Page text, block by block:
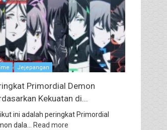
Jejepangan
Primordial Demon
Kekuatan di...
ini adalah peringkat Primordial
dala...
Read more